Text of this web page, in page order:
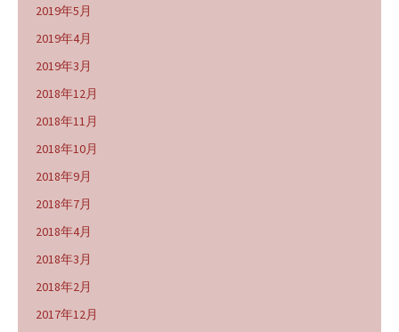
2019年5月
2019年4月
2019年3月
2018年12月
2018年11月
2018年10月
2018年9月
2018年7月
2018年4月
2018年3月
2018年2月
2017年12月